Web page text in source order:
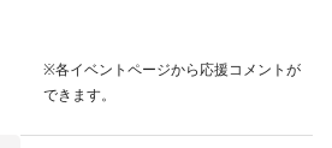
※各イベントページから応援コメントが
できます。